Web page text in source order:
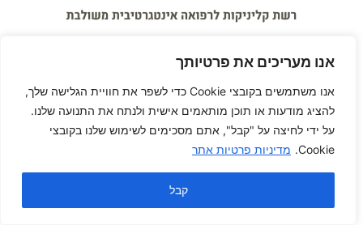
אנו מעריכים את פרטיותך
אנו משתמשים בקובצי Cookie כדי לשפר את חוויית הגלישה שלך,
להציג מודעות או תוכן מותאמים אישית ולנתח את התנועה שלנו.
על ידי לחיצה על "קבל", אתם מסכימים לשימוש שלנו בקובצי
Cookie. מדיניות פרטיות אתר
קבל
על המרפאה
המרכז הרפואי S.K Medical
Center